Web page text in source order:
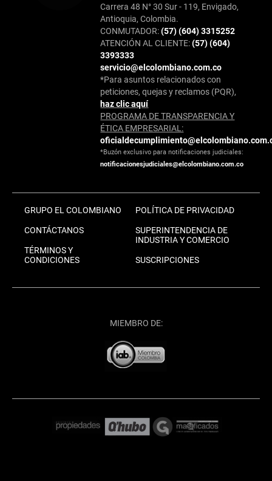
Carrera 48 N° 30 Sur - 119, Envigado,
Antioquia, Colombia.
CONMUTADOR:(57) (604) 3315252
ATENCIÓN AL CLIENTE:(57) (604)
3393333
servicio@elcolombiano.com.co
*Para asuntos relacionados con
peticiones, quejas y reclamos (PQR),
haz clic aquí
PROGRAMA DE TRANSPARENCIA Y
ÉTICA EMPRESARIAL:
*Buzón exclusivo para notificaciones judiciales:
notificacionesjudiciales@elcolombiano.com.co
GRUPO EL COLOMBIANO
CONTÁCTANOS
TÉRMINOS Y
CONDICIONES
POLÍTICA DE PRIVACIDAD
SUPERINTENDENCIA DE
INDUSTRIA Y COMERCIO
SUSCRIPCIONES
MIEMBRO DE: